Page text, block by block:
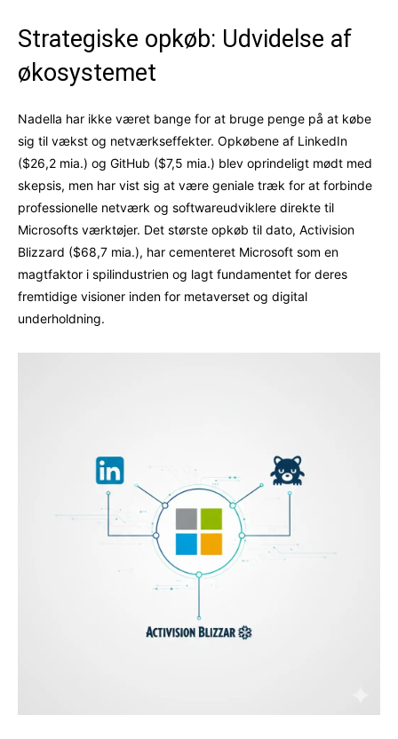
Strategiske opkøb: Udvidelse af
økosystemet
Nadella har ikke været bange for at bruge penge på at købe
sig til vækst og netværkseffekter. Opkøbene af LinkedIn
($26,2 mia.) og GitHub ($7,5 mia.) blev oprindeligt mødt med
skepsis, men har vist sig at være geniale træk for at forbinde
professionelle netværk og softwareudviklere direkte til
Microsofts værktøjer. Det største opkøb til dato, Activision
Blizzard ($68,7 mia.), har cementeret Microsoft som en
magtfaktor i spilindustrien og lagt fundamentet for deres
fremtidige visioner inden for metaverset og digital
underholdning.